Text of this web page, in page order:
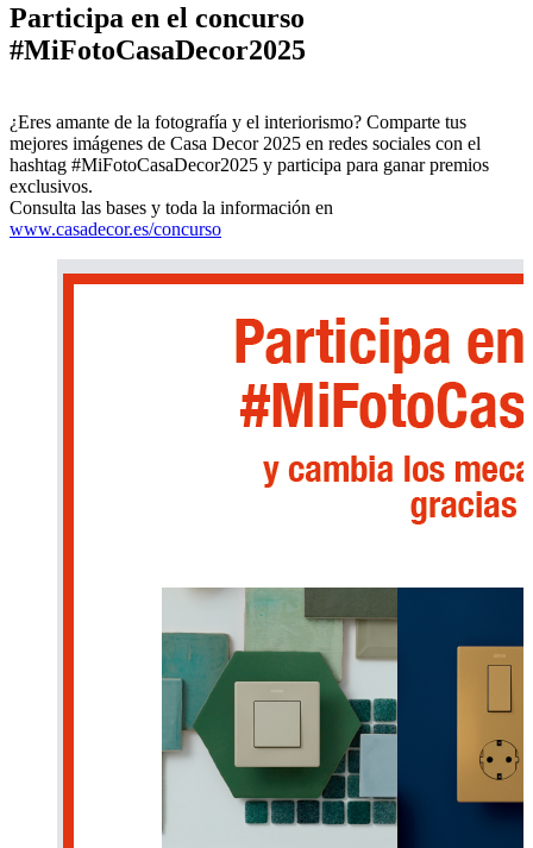
Participa en el concurso
#MiFotoCasaDecor2025
¿Eres amante de la fotografía y el interiorismo? Comparte tus
mejores imágenes de Casa Decor 2025 en redes sociales con el
hashtag #MiFotoCasaDecor2025 y participa para ganar premios
exclusivos.
Consulta las bases y toda la información en
www.casadecor.es/concurso